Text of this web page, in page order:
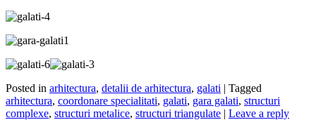
Posted in arhitectura, detalii de arhitectura, galati | Tagged
arhitectura, coordonare specialitati, galati, gara galati, structuri
complexe, structuri metalice, structuri triangulate | Leave a reply